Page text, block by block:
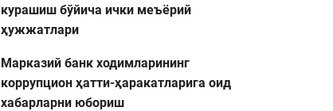
курашиш бўйича ички меъёрий
ҳужжатлари
Марказий банк ходимларининг
коррупцион ҳатти-ҳаракатларига оид
хабарларни юбориш